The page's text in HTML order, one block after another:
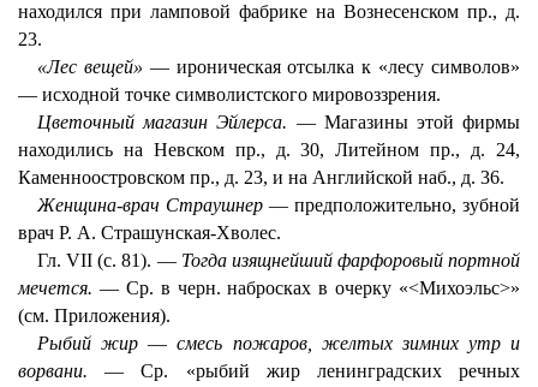
находился при ламповой фабрике на Вознесенском пр., д.
23.
«Лес вещей» — ироническая отсылка к «лесу символов»
— исходной точке символистского мировоззрения.
Цветочный магазин Эйлерса. — Магазины этой фирмы
находились на Невском пр., д. 30, Литейном пр., д. 24,
Каменноостровском пр., д. 23, и на Английской наб., д. 36.
Женщина-врач Страушнер — предположительно, зубной
врач Р. А. Страшунская-Хволес.
Гл. VII (с. 81). — Тогда изящнейший фарфоровый портной
мечется. — Ср. в черн. набросках в очерку «<Михоэльс>»
(см. Приложения).
Рыбий жир —смесь пожаров, желтых зимних утр и
ворвани. — Ср. «рыбий жир ленинградских речных